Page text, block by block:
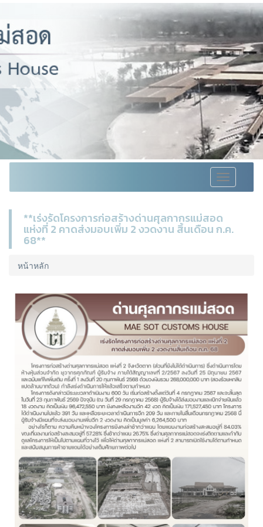
Toggle
navigation
**เร่งรัดโครงการก่อสร้างด่านศุลกากรแม่สอด
แห่งที่ 2 คาดส่งมอบเพิ่ม 2 งวดงาน สิ้นเดือน ก.ค.
68**
หน้าหลัก